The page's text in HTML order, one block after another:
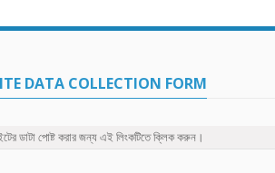
DATA COLLECTION FORM
ডাটা পোষ্ট করার জন্য এই লিংকটিতে ক্লিক করুন।